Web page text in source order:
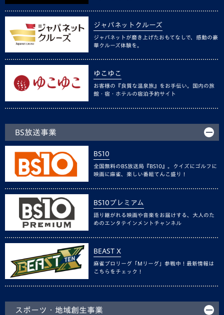
ジャパネットクルーズ
ジャパネットが磨き上げたおもてなしで、感動の豪
華クルーズ体験を。
ゆこゆこ
お客様の『良質な温泉旅』をお手伝い。国内の旅
館・宿・ホテルの宿泊予約サイト
BS放送事業
BS10
全国無料のBS放送局『BS10』。クイズにゴルフに
映画に麻雀、楽しい番組てんこ盛り！
BS10プレミアム
語り継がれる映画や音楽をお届けする、大人のた
めのエンタテインメントチャンネル
BEAST X
麻雀プロリーグ「Mリーグ」参戦中！最新情報は
こちらをチェック！
スポーツ・地域創生事業